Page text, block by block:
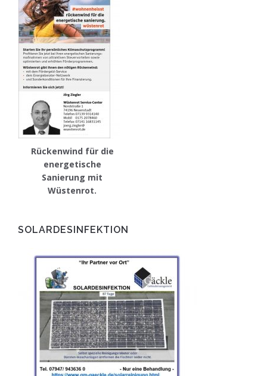
Rückenwind für die
energetische
Sanierung mit
Wüstenrot.
SOLARDESINFEKTION